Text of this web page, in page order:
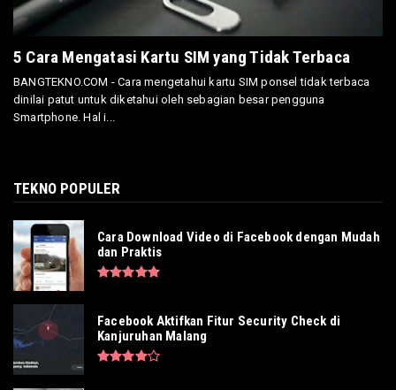
5 Cara Mengatasi Kartu SIM yang Tidak Terbaca
BANGTEKNO.COM - Cara mengetahui kartu SIM ponsel tidak terbaca
dinilai patut untuk diketahui oleh sebagian besar pengguna
Smartphone. Hal i...
TEKNO POPULER
Cara Download Video di Facebook dengan Mudah
dan Praktis
Facebook Aktifkan Fitur Security Check di
Kanjuruhan Malang